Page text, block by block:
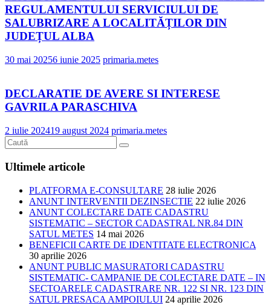
REGULAMENTULUI SERVICIULUI DE
SALUBRIZARE A LOCALITĂȚILOR DIN
JUDEȚUL ALBA
30 mai 20256 iunie 2025 primaria.metes
DECLARATIE DE AVERE SI INTERESE
GAVRILA PARASCHIVA
2 iulie 202419 august 2024 primaria.metes
Ultimele articole
PLATFORMA E-CONSULTARE 28 iulie 2026
ANUNT INTERVENTII DEZINSECTIE 22 iulie 2026
ANUNT COLECTARE DATE CADASTRU
SISTEMATIC – SECTOR CADASTRAL NR.84 DIN
SATUL METES 14 mai 2026
BENEFICII CARTE DE IDENTITATE ELECTRONICA
30 aprilie 2026
ANUNT PUBLIC MASURATORI CADASTRU
SISTEMATIC- CAMPANIE DE COLECTARE DATE – IN
SECTOARELE CADASTRARE NR. 122 SI NR. 123 DIN
SATUL PRESACA AMPOIULUI 24 aprilie 2026